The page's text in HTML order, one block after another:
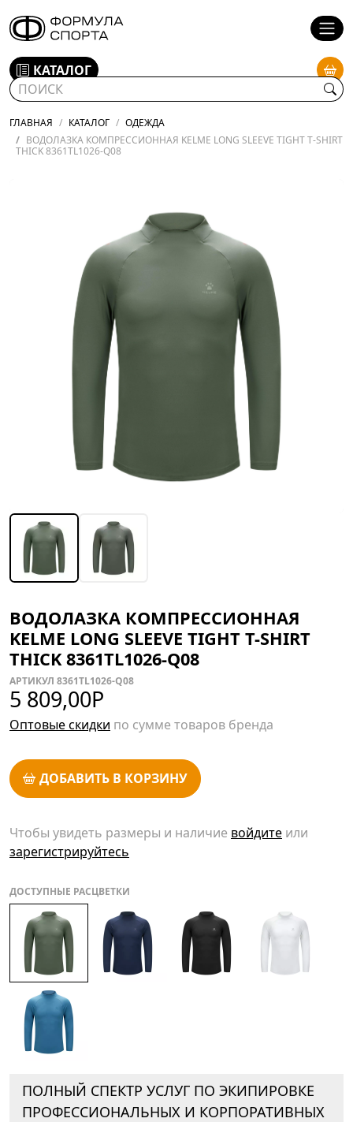
КАТАЛОГ
ГЛАВНАЯ КАТАЛОГ
ОДЕЖДА
ВОДОЛАЗКА КОМПРЕССИОННАЯ KELME LONG SLEEVE TIGHT T-SHIRT
THICK 8361TL1026-Q08
ВОДОЛАЗКА КОМПРЕССИОННАЯ
KELME LONG SLEEVE TIGHT T-SHIRT
THICK 8361TL1026-Q08
АРТИКУЛ 8361TL1026-Q08
5 809,00Р
Оптовые скидки по сумме товаров бренда
ДОБАВИТЬ В КОРЗИНУ
Чтобы увидеть размеры и наличие войдите или
зарегистрируйтесь
ДОСТУПНЫЕ РАСЦВЕТКИ
ПОЛНЫЙ СПЕКТР УСЛУГ ПО ЭКИПИРОВКЕ
ПРОФЕССИОНАЛЬНЫХ И КОРПОРАТИВНЫХ